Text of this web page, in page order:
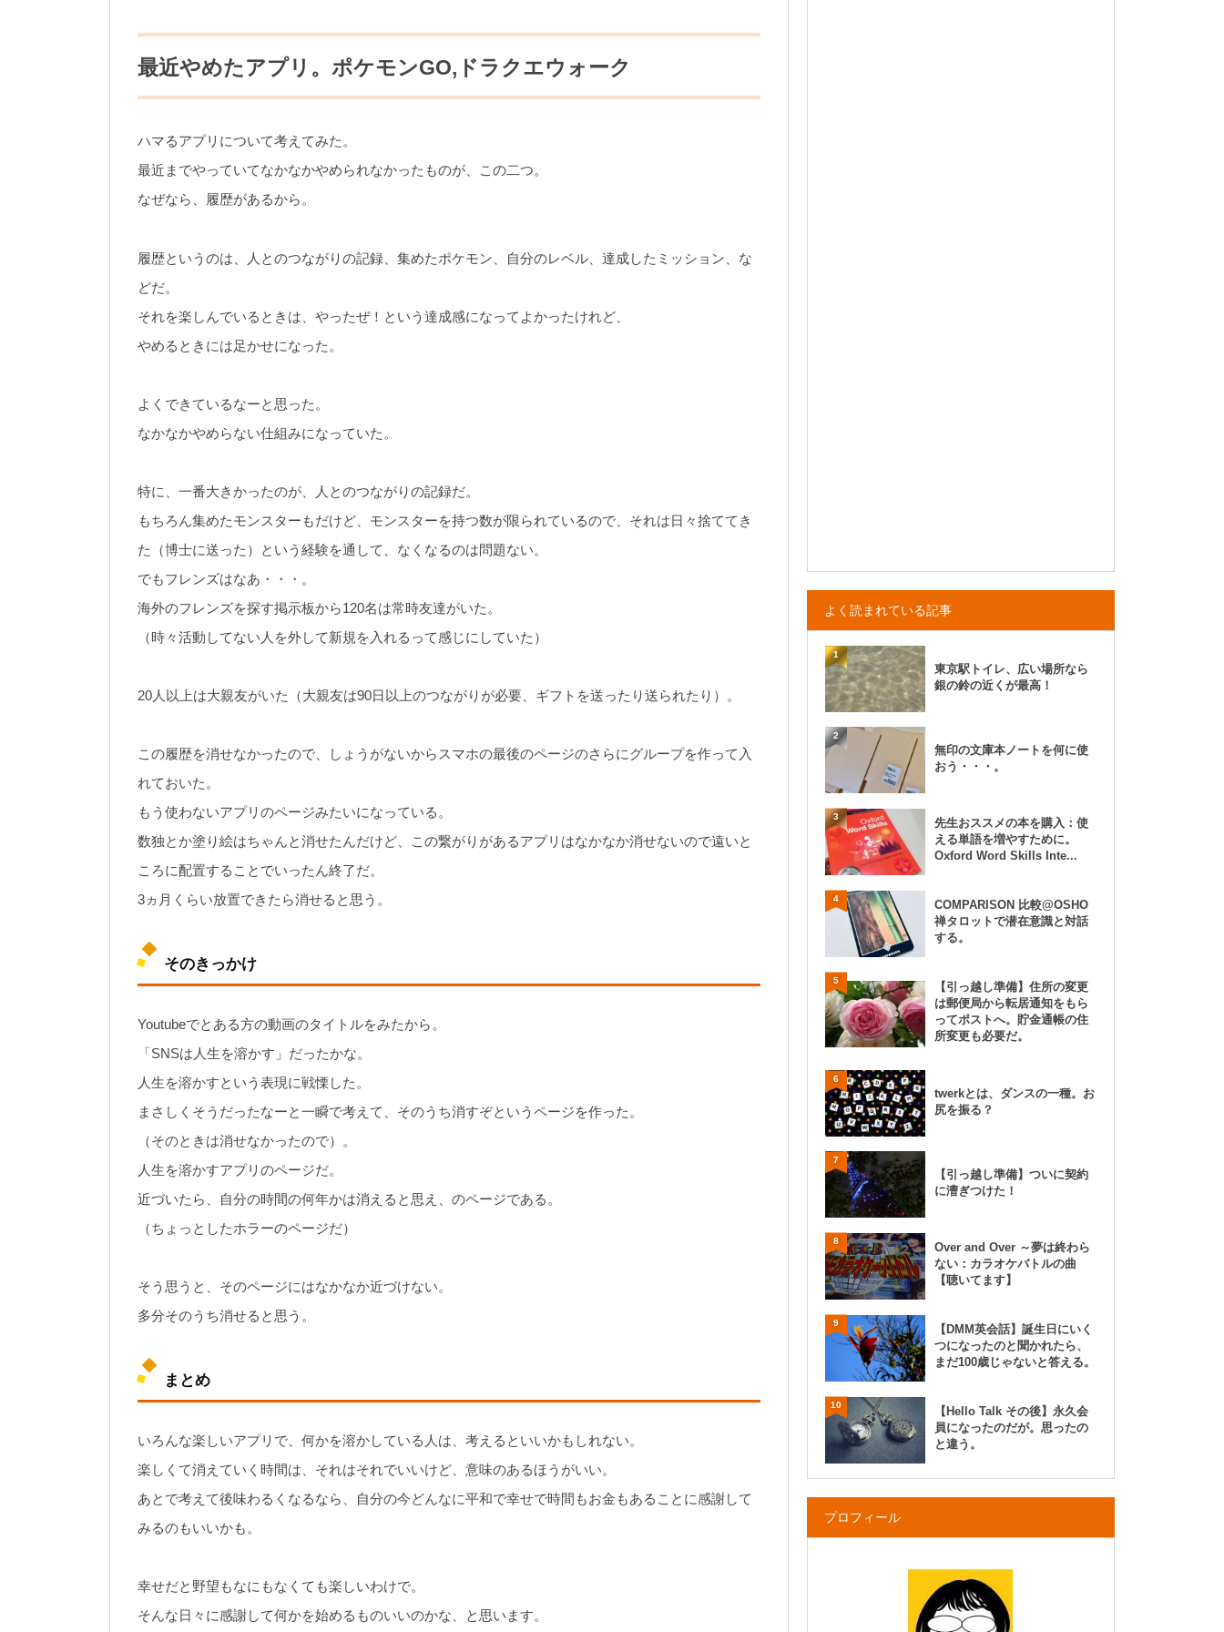
最近やめたアプリ。ポケモンGO,ドラクエウォーク
ハマるアプリについて考えてみた。
最近までやっていてなかなかやめられなかったものが、この二つ。
なぜなら、履歴があるから。
履歴というのは、人とのつながりの記録、集めたポケモン、自分のレベル、達成したミッション、な
どだ。
それを楽しんでいるときは、やったぜ！という達成感になってよかったけれど、
やめるときには足かせになった。
よくできているなーと思った。
なかなかやめらない仕組みになっていた。
特に、一番大きかったのが、人とのつながりの記録だ。
もちろん集めたモンスターもだけど、モンスターを持つ数が限られているので、それは日々捨ててき
た（博士に送った）という経験を通して、なくなるのは問題ない。
でもフレンズはなあ・・・。
海外のフレンズを探す掲示板から120名は常時友達がいた。
（時々活動してない人を外して新規を入れるって感じにしていた）
20人以上は大親友がいた（大親友は90日以上のつながりが必要、ギフトを送ったり送られたり）。
この履歴を消せなかったので、しょうがないからスマホの最後のページのさらにグループを作って入
れておいた。
もう使わないアプリのページみたいになっている。
数独とか塗り絵はちゃんと消せたんだけど、この繋がりがあるアプリはなかなか消せないので遠いと
ころに配置することでいったん終了だ。
3ヵ月くらい放置できたら消せると思う。
そのきっかけ
Youtubeでとある方の動画のタイトルをみたから。
「SNSは人生を溶かす」だったかな。
人生を溶かすという表現に戦慄した。
まさしくそうだったなーと一瞬で考えて、そのうち消すぞというページを作った。
（そのときは消せなかったので）。
人生を溶かすアプリのページだ。
近づいたら、自分の時間の何年かは消えると思え、のページである。
（ちょっとしたホラーのページだ）
そう思うと、そのページにはなかなか近づけない。
多分そのうち消せると思う。
まとめ
いろんな楽しいアプリで、何かを溶かしている人は、考えるといいかもしれない。
楽しくて消えていく時間は、それはそれでいいけど、意味のあるほうがいい。
あとで考えて後味わるくなるなら、自分の今どんなに平和で幸せで時間もお金もあることに感謝して
みるのもいいかも。
幸せだと野望もなにもなくても楽しいわけで。
そんな日々に感謝して何かを始めるものいいのかな、と思います。
よく読まれている記事
1
東京駅トイレ、広い場所なら
銀の鈴の近くが最高！
2
無印の文庫本ノートを何に使
おう・・・。
3
先生おススメの本を購入：使
える単語を増やすために。
Oxford Word Skills Inte...
4
COMPARISON 比較@OSHO
禅タロットで潜在意識と対話
する。
5
【引っ越し準備】住所の変更
は郵便局から転居通知をもら
ってポストへ。貯金通帳の住
所変更も必要だ。
6
twerkとは、ダンスの一種。お
尻を振る？
7
【引っ越し準備】ついに契約
に漕ぎつけた！
8
Over and Over ～夢は終わら
ない：カラオケバトルの曲
【聴いてます】
9
【DMM英会話】誕生日にいく
つになったのと聞かれたら、
まだ100歳じゃないと答える。
10
【Hello Talk その後】永久会
員になったのだが。思ったの
と違う。
プロフィール